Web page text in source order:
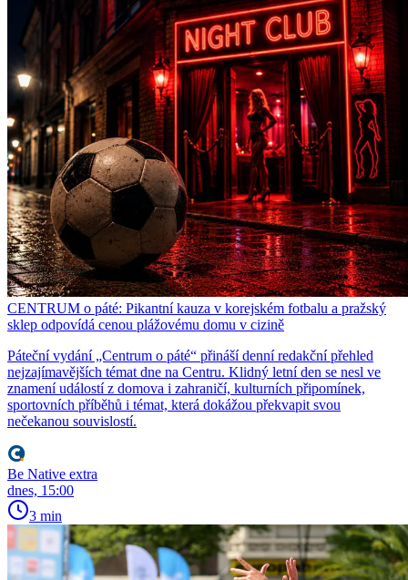
CENTRUM o páté: Pikantní kauza v korejském fotbalu a pražský
sklep odpovídá cenou plážovému domu v cizině
Páteční vydání „Centrum o páté“ přináší denní redakční přehled
nejzajímavějších témat dne na Centru. Klidný letní den se nesl ve
znamení událostí z domova i zahraničí, kulturních připomínek,
sportovních příběhů i témat, která dokážou překvapit svou
nečekanou souvislostí.
Be Native extra
dnes, 15:00
3 min